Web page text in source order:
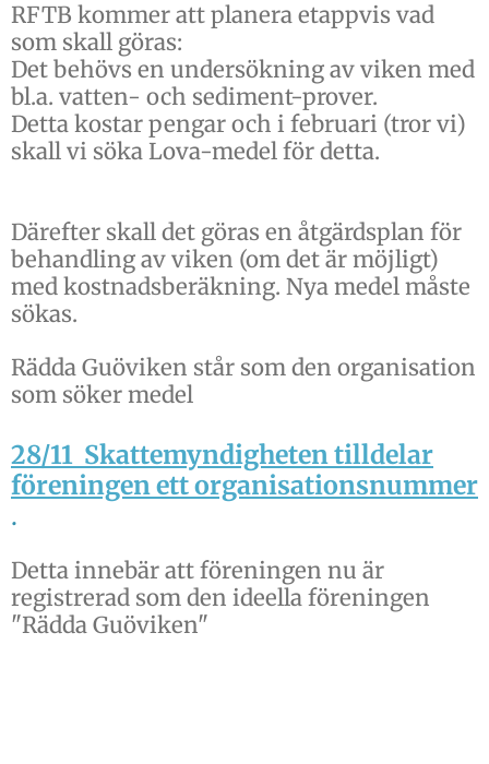
RFTB kommer att planera etappvis vad
som skall göras:
Det behövs en undersökning av viken med
bl.a. vatten- och sediment-prover.
Detta kostar pengar och i februari (tror vi)
skall vi söka Lova-medel för detta.
Därefter skall det göras en åtgärdsplan för
behandling av viken (om det är möjligt)
med kostnadsberäkning. Nya medel måste
sökas.
Rädda Guöviken står som den organisation
som söker medel
28/11 Skattemyndigheten tilldelar
föreningen ett organisationsnummer
.
Detta innebär att föreningen nu är
registrerad som den ideella föreningen
"Rädda Guöviken"